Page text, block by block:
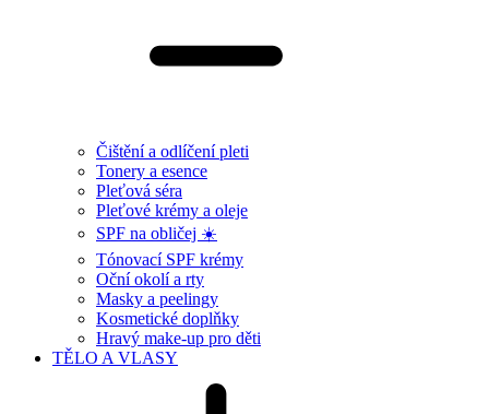
Čištění a odlíčení pleti
Tonery a esence
Pleťová séra
Pleťové krémy a oleje
SPF na obličej ☀️
Tónovací SPF krémy
Oční okolí a rty
Masky a peelingy
Kosmetické doplňky
Hravý make-up pro děti
TĚLO A VLASY